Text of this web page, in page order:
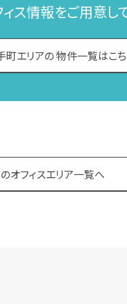
ス情報をご用意して
町エリアの物件一覧はこ
オフィスエリア一覧へ